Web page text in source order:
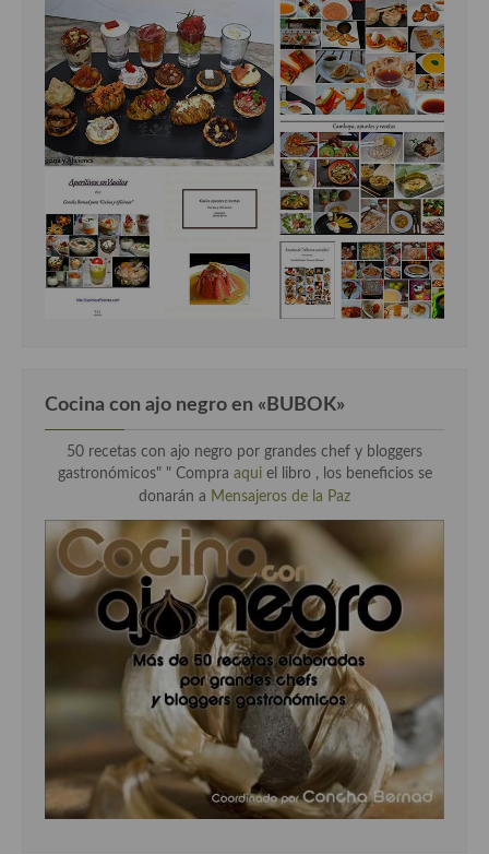
Cocina con ajo negro en «BUBOK»
50 recetas con ajo negro por grandes chef y bloggers
gastronómicos" " Compra aqui el libro , los beneficios se
donarán a Mensajeros de la Paz